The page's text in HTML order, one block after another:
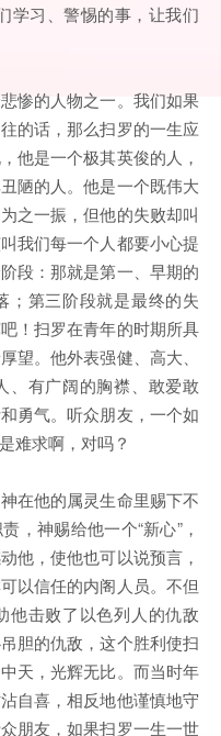
学习、警惕的事，让我们
惨的人物之一。我们如果
的话，那么扫罗的一生应
他是一个极其英俊的人，
陋的人。他是一个既伟大
之一振，但他的失败却叫
我们每一个人都要小心提
段：那就是第一、早期的
；第三阶段就是最终的失
！扫罗在青年的时期所具
望。他外表强健、高大、
、有广阔的胸襟、敢爱敢
勇气。听众朋友，一个如
难求啊，对吗？
在他的属灵生命里赐下不
，神赐给他一个“新心”，
他，使他也可以说预言，
以信任的内阁人员。不但
他击败了以色列人的仇敌
胆的仇敌，这个胜利使扫
天，光辉无比。而当时年
自喜，相反地他谨慎地守
朋友，如果扫罗一生一世